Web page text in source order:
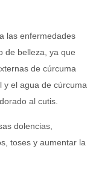
las enfermedades
de belleza, ya que
de cúrcuma
y el agua de cúrcuma
al cutis.
dolencias,
toses y aumentar la